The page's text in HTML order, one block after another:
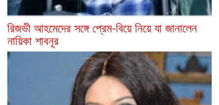
রিজভী আহমেদের সঙ্গে প্রেম-বিয়ে নিয়ে যা জানালেন
নায়িকা শাবনূর